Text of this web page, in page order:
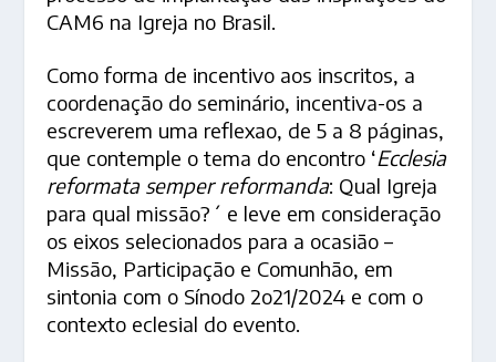
CAM6 na Igreja no Brasil.
Como forma de incentivo aos inscritos, a
coordenação do seminário, incentiva-os a
escreverem uma reflexao, de 5 a 8 páginas,
que contemple o tema do encontro ‘Ecclesia
reformata semper reformanda: Qual Igreja
para qual missão?´ e leve em consideração
os eixos selecionados para a ocasião –
Missão, Participação e Comunhão, em
sintonia com o Sínodo 2o21/2024 e com o
contexto eclesial do evento.